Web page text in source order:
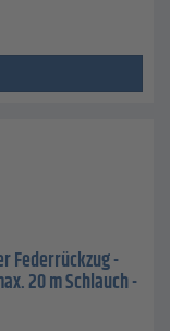
Federrückzug -
20 m Schlauch -